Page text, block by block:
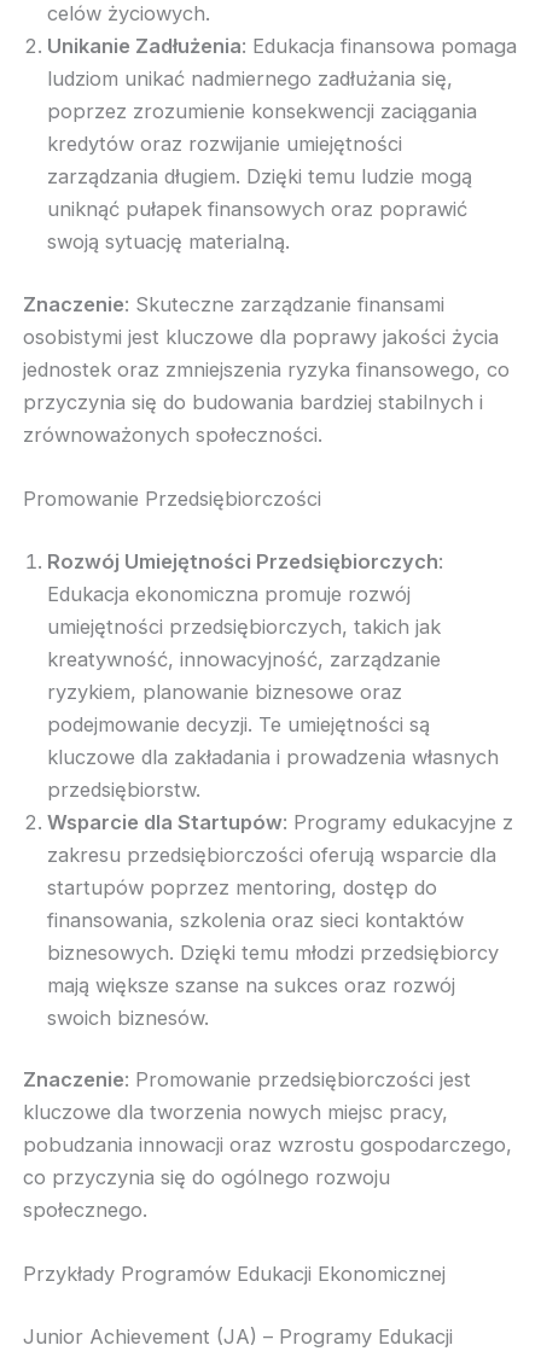
celów życiowych.
Unikanie Zadłużenia: Edukacja finansowa pomaga
ludziom unikać nadmiernego zadłużania się,
poprzez zrozumienie konsekwencji zaciągania
kredytów oraz rozwijanie umiejętności
zarządzania długiem. Dzięki temu ludzie mogą
uniknąć pułapek finansowych oraz poprawić
swoją sytuację materialną.
Znaczenie: Skuteczne zarządzanie finansami
osobistymi jest kluczowe dla poprawy jakości życia
jednostek oraz zmniejszenia ryzyka finansowego, co
przyczynia się do budowania bardziej stabilnych i
zrównoważonych społeczności.
Promowanie Przedsiębiorczości
Rozwój Umiejętności Przedsiębiorczych:
Edukacja ekonomiczna promuje rozwój
umiejętności przedsiębiorczych, takich jak
kreatywność, innowacyjność, zarządzanie
ryzykiem, planowanie biznesowe oraz
podejmowanie decyzji. Te umiejętności są
kluczowe dla zakładania i prowadzenia własnych
przedsiębiorstw.
Wsparcie dla Startupów: Programy edukacyjne z
zakresu przedsiębiorczości oferują wsparcie dla
startupów poprzez mentoring, dostęp do
finansowania, szkolenia oraz sieci kontaktów
biznesowych. Dzięki temu młodzi przedsiębiorcy
mają większe szanse na sukces oraz rozwój
swoich biznesów.
Znaczenie: Promowanie przedsiębiorczości jest
kluczowe dla tworzenia nowych miejsc pracy,
pobudzania innowacji oraz wzrostu gospodarczego,
co przyczynia się do ogólnego rozwoju
społecznego.
Przykłady Programów Edukacji Ekonomicznej
Junior Achievement (JA) – Programy Edukacji